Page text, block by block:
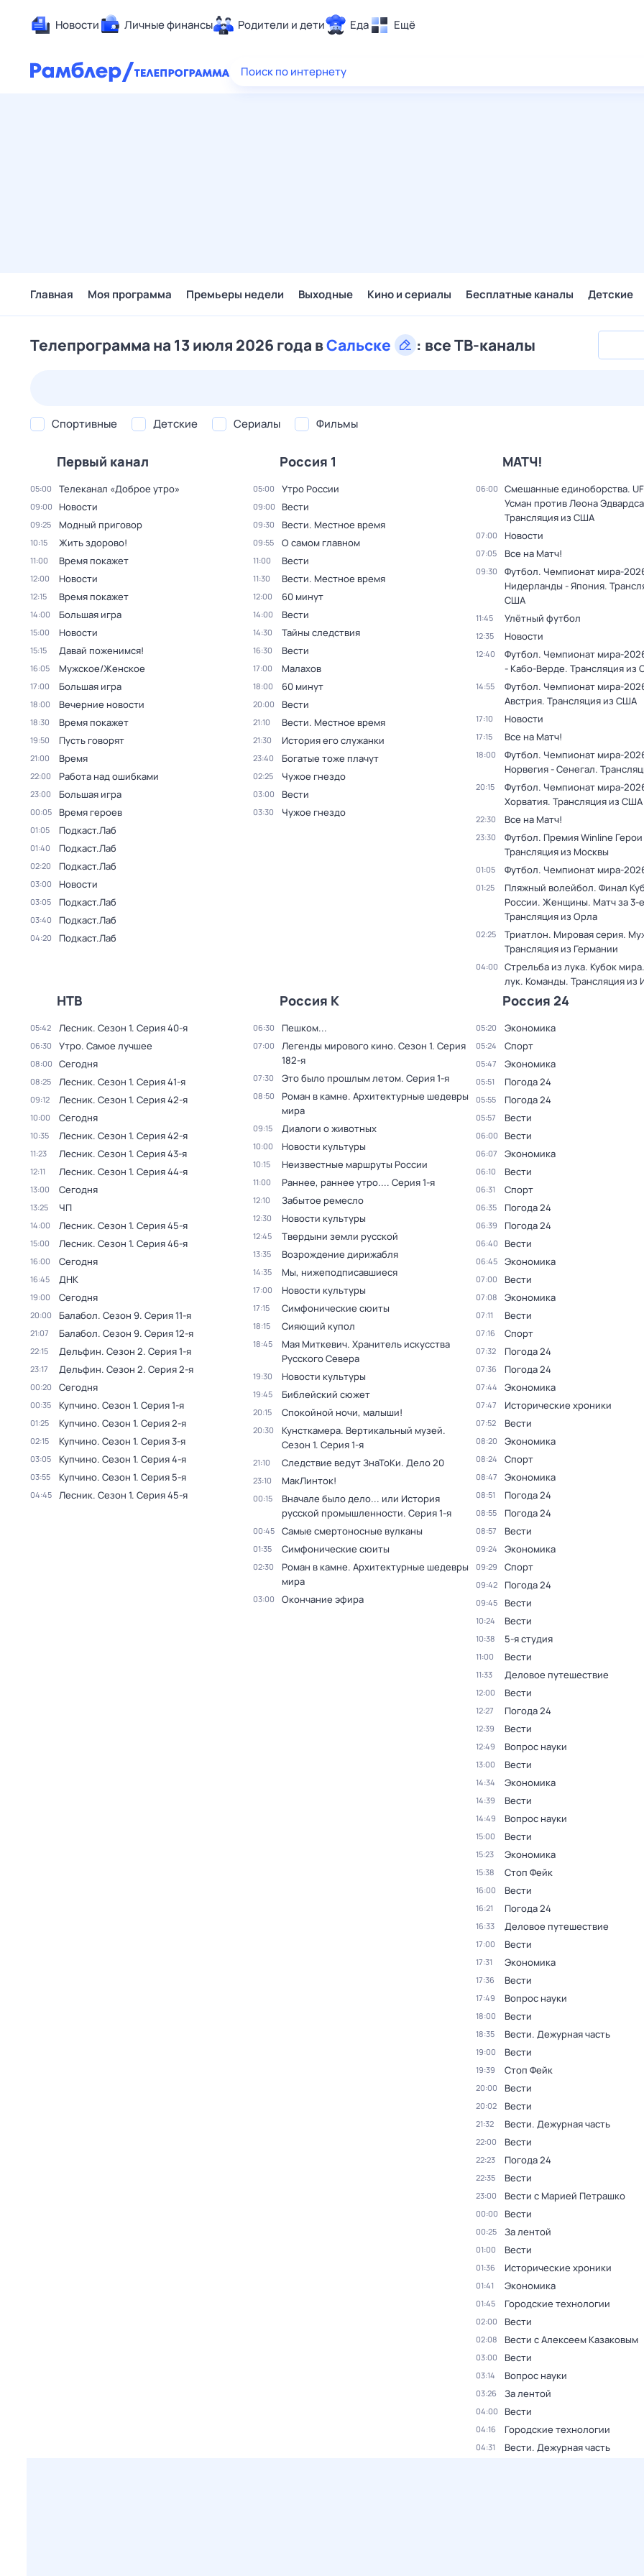
Новости Личные финансы Родители и дети Еда Ещё
Здоровье
Поиск по интернету
Главная Моя программа Премьеры недели Выходные Кино и сериалы Бесплатные каналы Детские
Телепрограмма на 13 июля 2026 года вСальске : все ТВ-каналы
Спортивные Детские Сериалы Фильмы
Первый канал
05:00 Телеканал «Доброе утро»
09:00 Новости
09:25 Модный приговор
10:15 Жить здорово!
11:00 Время покажет
12:00 Новости
12:15 Время покажет
14:00 Большая игра
15:00 Новости
15:15 Давай поженимся!
16:05 Мужское/Женское
17:00 Большая игра
18:00 Вечерние новости
18:30 Время покажет
19:50 Пусть говорят
21:00 Время
22:00 Работа над ошибками
23:00 Большая игра
00:05 Время героев
01:05 Подкаст.Лаб
01:40 Подкаст.Лаб
02:20 Подкаст.Лаб
03:00 Новости
03:05 Подкаст.Лаб
03:40 Подкаст.Лаб
04:20 Подкаст.Лаб
Россия 1
05:00 Утро России
09:00 Вести
09:30 Вести. Местное время
09:55 О самом главном
11:00 Вести
11:30 Вести. Местное время
12:00 60 минут
14:00 Вести
14:30 Тайны следствия
16:30 Вести
17:00 Малахов
18:00 60 минут
20:00 Вести
21:10 Вести. Местное время
21:30 История его служанки
23:40 Богатые тоже плачут
02:25 Чужое гнездо
03:00 Вести
03:30 Чужое гнездо
МАТЧ!
06:00
Смешанные единоборства.
Усман против Леона
Трансляция из США
07:00 Новости
07:05 Все на Матч!
09:30
Футбол. Чемпионат мира-
Нидерланды - Япония.
США
11:45 Улётный футбол
12:35 Новости
12:40
Футбол. Чемпионат мира-
- Кабо-Верде. Трансляция из
14:55
Футбол. Чемпионат мира-
Австрия. Трансляция из США
17:10 Новости
17:15 Все на Матч!
18:00
Футбол. Чемпионат мира-
Норвегия - Сенегал.
20:15
Футбол. Чемпионат мира-
Хорватия. Трансляция из США
22:30 Все на Матч!
23:30
Футбол. Премия Winline
Трансляция из Москвы
01:05 Футбол. Чемпионат мира-
01:25
Пляжный волейбол. Финал
России. Женщины. Матч за 3-
Трансляция из Орла
02:25
Триатлон. Мировая серия.
Трансляция из Германии
04:00
Стрельба из лука. Кубок
лук. Команды. Трансляция из
НТВ
05:42 Лесник. Сезон 1. Серия 40-я
06:30 Утро. Самое лучшее
08:00 Сегодня
08:25 Лесник. Сезон 1. Серия 41-я
09:12 Лесник. Сезон 1. Серия 42-я
10:00 Сегодня
10:35 Лесник. Сезон 1. Серия 42-я
11:23 Лесник. Сезон 1. Серия 43-я
12:11 Лесник. Сезон 1. Серия 44-я
13:00 Сегодня
13:25 ЧП
14:00 Лесник. Сезон 1. Серия 45-я
15:00 Лесник. Сезон 1. Серия 46-я
16:00 Сегодня
16:45 ДНК
19:00 Сегодня
20:00 Балабол. Сезон 9. Серия 11-я
21:07 Балабол. Сезон 9. Серия 12-я
22:15 Дельфин. Сезон 2. Серия 1-я
23:17 Дельфин. Сезон 2. Серия 2-я
00:20 Сегодня
00:35 Купчино. Сезон 1. Серия 1-я
01:25 Купчино. Сезон 1. Серия 2-я
02:15 Купчино. Сезон 1. Серия 3-я
03:05 Купчино. Сезон 1. Серия 4-я
03:55 Купчино. Сезон 1. Серия 5-я
04:45 Лесник. Сезон 1. Серия 45-я
Россия К
06:30 Пешком...
07:00 Легенды мирового кино. Сезон 1. Серия
182-я
07:30 Это было прошлым летом. Серия 1-я
08:50
Роман в камне. Архитектурные шедевры
мира
09:15 Диалоги о животных
10:00 Новости культуры
10:15 Неизвестные маршруты России
11:00 Раннее, раннее утро.... Серия 1-я
12:10 Забытое ремесло
12:30 Новости культуры
12:45 Твердыни земли русской
13:35 Возрождение дирижабля
14:35 Мы, нижеподписавшиеся
17:00 Новости культуры
17:15 Симфонические сюиты
18:15 Сияющий купол
18:45
Мая Миткевич. Хранитель искусства
Русского Севера
19:30 Новости культуры
19:45 Библейский сюжет
20:15 Спокойной ночи, малыши!
20:30 Кунсткамера. Вертикальный музей.
Сезон 1. Серия 1-я
21:10 Следствие ведут ЗнаТоКи. Дело 20
23:10 МакЛинток!
00:15
Вначале было дело... или История
русской промышленности. Серия 1-я
00:45 Самые смертоносные вулканы
01:35 Симфонические сюиты
02:30
Роман в камне. Архитектурные шедевры
мира
03:00 Окончание эфира
Россия 24
05:20 Экономика
05:24 Спорт
05:47 Экономика
05:51 Погода 24
05:55 Погода 24
05:57 Вести
06:00 Вести
06:07 Экономика
06:10 Вести
06:31 Спорт
06:35 Погода 24
06:39 Погода 24
06:40 Вести
06:45 Экономика
07:00 Вести
07:08 Экономика
07:11 Вести
07:16 Спорт
07:32 Погода 24
07:36 Погода 24
07:44 Экономика
07:47 Исторические хроники
07:52 Вести
08:20 Экономика
08:24 Спорт
08:47 Экономика
08:51 Погода 24
08:55 Погода 24
08:57 Вести
09:24 Экономика
09:29 Спорт
09:42 Погода 24
09:45 Вести
10:24 Вести
10:38 5-я студия
11:00 Вести
11:33 Деловое путешествие
12:00 Вести
12:27 Погода 24
12:39 Вести
12:49 Вопрос науки
13:00 Вести
14:34 Экономика
14:39 Вести
14:49 Вопрос науки
15:00 Вести
15:23 Экономика
15:38 Стоп Фейк
16:00 Вести
16:21 Погода 24
16:33 Деловое путешествие
17:00 Вести
17:31 Экономика
17:36 Вести
17:49 Вопрос науки
18:00 Вести
18:35 Вести. Дежурная часть
19:00 Вести
19:39 Стоп Фейк
20:00 Вести
20:02 Вести
21:32 Вести. Дежурная часть
22:00 Вести
22:23 Погода 24
22:35 Вести
23:00 Вести с Марией Петрашко
00:00 Вести
00:25 За лентой
01:00 Вести
01:36 Исторические хроники
01:41 Экономика
01:45 Городские технологии
02:00 Вести
02:08 Вести с Алексеем Казаковым
03:00 Вести
03:14 Вопрос науки
03:26 За лентой
04:00 Вести
04:16 Городские технологии
04:31 Вести. Дежурная часть